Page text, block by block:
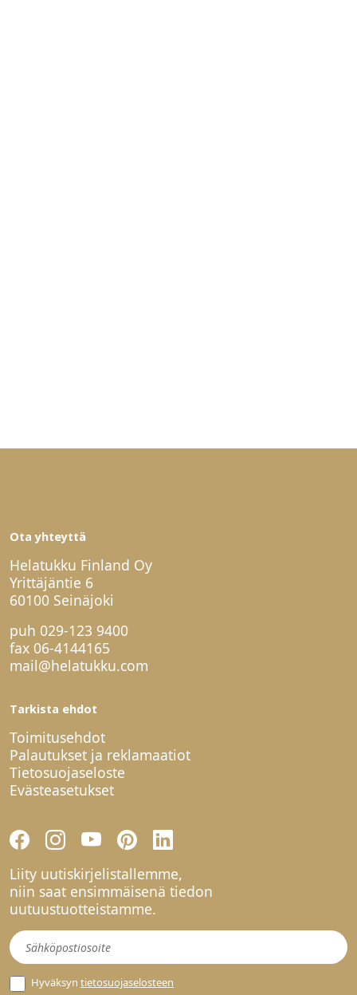
Ota yhteyttä
Helatukku Finland Oy
Yrittäjäntie 6
60100 Seinäjoki
puh 029-123 9400
fax 06-4144165
mail@helatukku.com
Tarkista ehdot
Toimitusehdot
Palautukset ja reklamaatiot
Tietosuojaseloste
Evästeasetukset
Liity uutiskirjelistallemme,
niin saat ensimmäisenä tiedon
uutuustuotteistamme.
Uutiskirje
Hyväksyn tietosuojaselosteen